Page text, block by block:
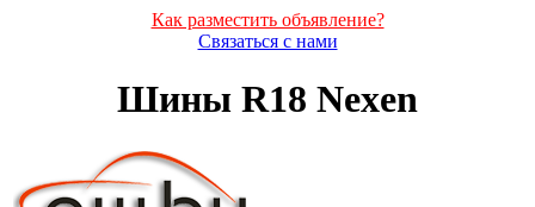
Как разместить объявление?
Связаться с нами
Шины R18 Nexen